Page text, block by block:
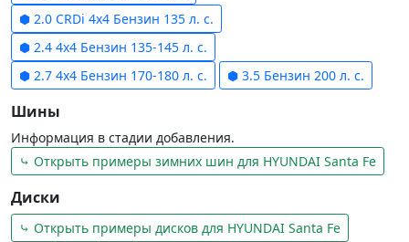
⬢ 2.0 CRDi 4x4 Бензин 135 л. с.
⬢ 2.4 4x4 Бензин 135-145 л. с.
⬢ 2.7 4x4 Бензин 170-180 л. с.
⬢ 3.5 Бензин 200 л. с.
Шины
Информация в стадии добавления.
⤷ Открыть примеры зимних шин для HYUNDAI Santa Fe
Диски
⤷ Открыть примеры дисков для HYUNDAI Santa Fe